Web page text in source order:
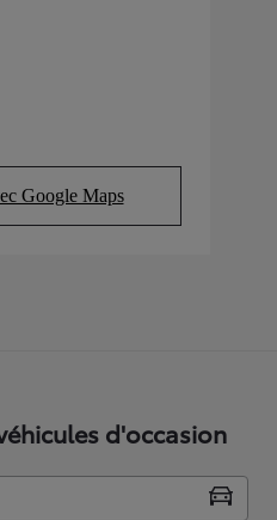
Google Maps
in new tab)
d'occasion